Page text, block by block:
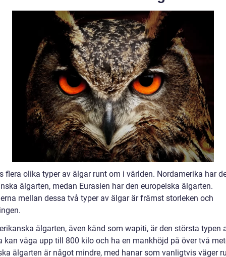
flera olika typer av älgar runt om i världen. Nordamerika har
älgarten, medan Eurasien har den europeiska älgarten.
mellan dessa två typer av älgar är främst storleken och
älgarten, även känd som wapiti, är den största typen
kan väga upp till 800 kilo och ha en mankhöjd på över två
älgarten är något mindre, med hanar som vanligtvis väger